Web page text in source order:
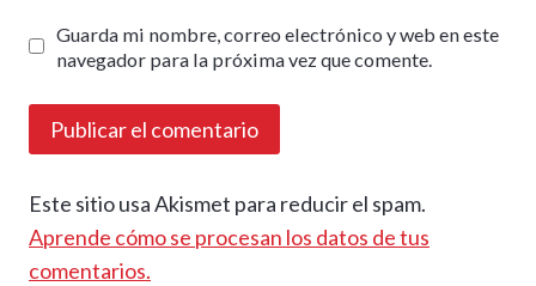
Guarda mi nombre, correo electrónico y web en este
navegador para la próxima vez que comente.
Este sitio usa Akismet para reducir el spam.
Aprende cómo se procesan los datos de tus
comentarios.